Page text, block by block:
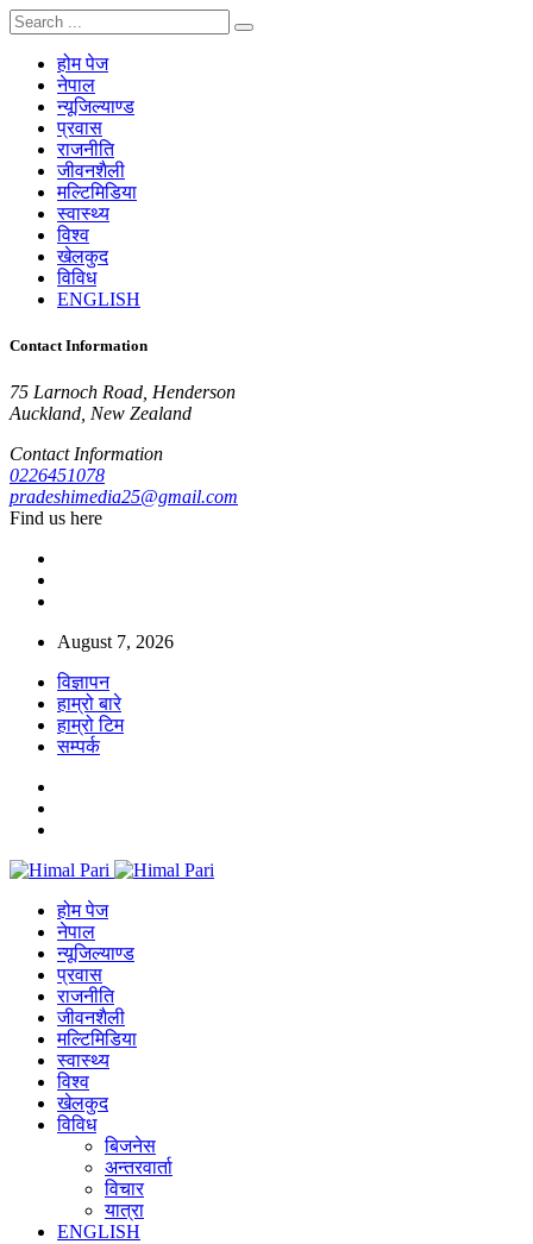
होम पेज
नेपाल
न्यूजिल्याण्ड
प्रवास
राजनीति
जीवनशैली
मल्टिमिडिया
स्वास्थ्य
विश्व
खेलकुद
विविध
ENGLISH
Contact Information
75 Larnoch Road, Henderson
Auckland, New Zealand
Contact Information
0226451078
pradeshimedia25@gmail.com
Find us here
August 7, 2026
विज्ञापन
हाम्रो बारे
हाम्रो टिम
सम्पर्क
होम पेज
नेपाल
न्यूजिल्याण्ड
प्रवास
राजनीति
जीवनशैली
मल्टिमिडिया
स्वास्थ्य
विश्व
खेलकुद
विविध
बिजनेस
अन्तरवार्ता
विचार
यात्रा
ENGLISH